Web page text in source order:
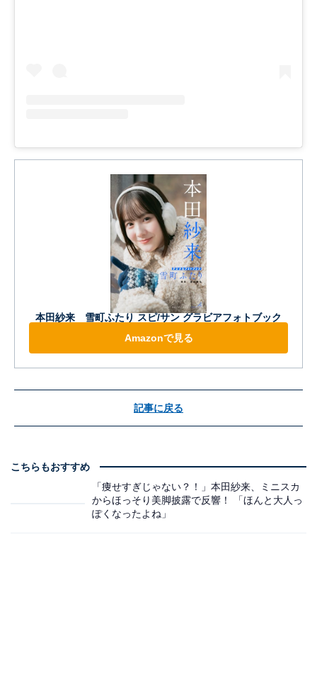
本田紗来 雪町ふたり スピ/サン グラビアフォトブック
Amazonで見る
記事に戻る
こちらもおすすめ
「痩せすぎじゃない？！」本田紗来、ミニスカ
からほっそり美脚披露で反響！ 「ほんと大人っ
ぽくなったよね」